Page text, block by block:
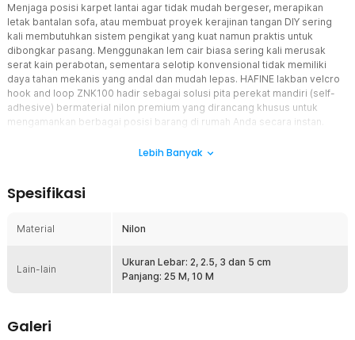
Menjaga posisi karpet lantai agar tidak mudah bergeser, merapikan
letak bantalan sofa, atau membuat proyek kerajinan tangan DIY sering
kali membutuhkan sistem pengikat yang kuat namun praktis untuk
dibongkar pasang. Menggunakan lem cair biasa sering kali merusak
serat kain perabotan, sementara selotip konvensional tidak memiliki
daya tahan mekanis yang andal dan mudah lepas. HAFINE lakban velcro
hook and loop ZNK100 hadir sebagai solusi pita perekat mandiri (self-
adhesive) bermaterial nilon premium yang dirancang khusus untuk
mengamankan berbagai posisi barang di rumah Anda secara instan.
di bagian belakang kedua sisinya, Anda cukup mengelupas lapisan film
para pelaku industri kreatif, dekorator interior rumahan, pencinta
kali.
Fitur
Daya tahan cengkeraman mekanis pada sebuah pita magic tape
Lebih Banyak
Spesifikasi
Material Nilon
Lain-lain
Ukuran Lebar: 2, 2.5, 3 dan 5 cm
Panjang: 25 M, 10 M
Galeri